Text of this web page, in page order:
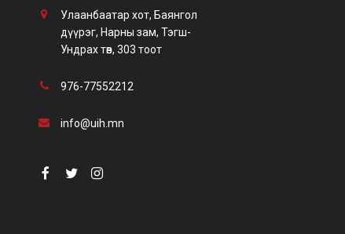
Улаанбаатар хот, Баянгол
дүүрэг, Нарны зам, Тэгш-
Ундрах төв, 303 тоот
976-77552212
info@uih.mn